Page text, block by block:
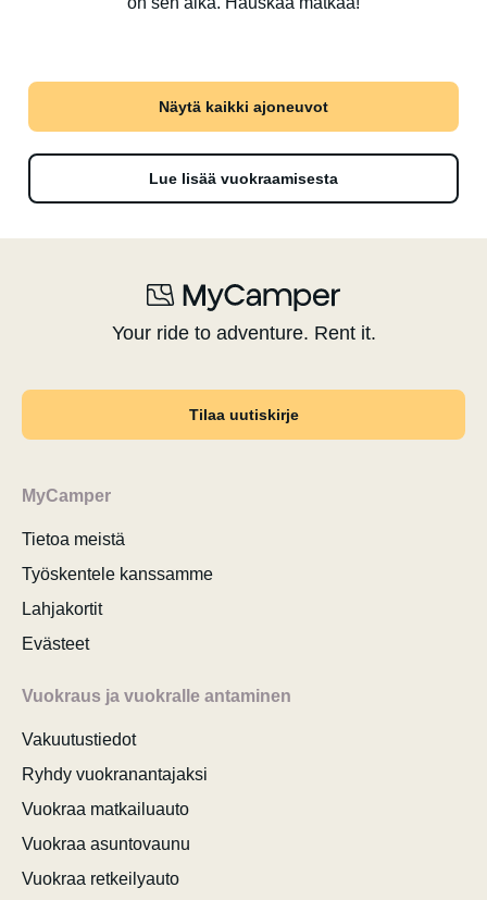
Näytä kaikki ajoneuvot
Lue lisää vuokraamisesta
Your ride to adventure. Rent it.
Tilaa uutiskirje
MyCamper
Tietoa meistä
Työskentele kanssamme
Lahjakortit
Evästeet
Vuokraus ja vuokralle antaminen
Vakuutustiedot
Ryhdy vuokranantajaksi
Vuokraa matkailuauto
Vuokraa asuntovaunu
Vuokraa retkeilyauto